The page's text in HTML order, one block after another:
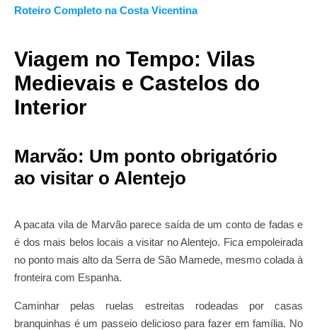
Roteiro Completo na Costa Vicentina
Viagem no Tempo: Vilas
Medievais e Castelos do
Interior
Marvão: Um ponto obrigatório
ao visitar o Alentejo
A pacata vila de Marvão parece saída de um conto de fadas e
é dos mais belos locais a visitar no Alentejo. Fica empoleirada
no ponto mais alto da Serra de São Mamede, mesmo colada à
fronteira com Espanha.
Caminhar pelas ruelas estreitas rodeadas por casas
branquinhas é um passeio delicioso para fazer em família. No